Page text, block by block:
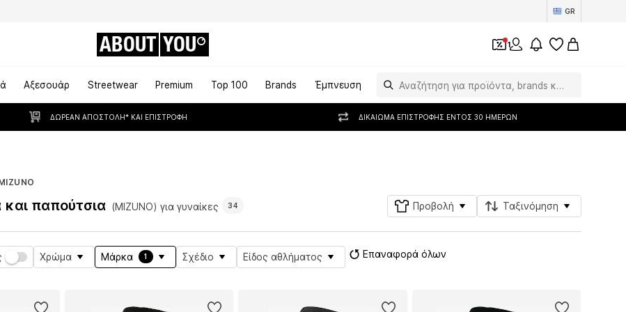
GR
ABOUT YOU 1
Αξεσουάρ Streetwear Premium Top 100 Brands Έμπνευση
ΔΩΡΕΆΝ ΑΠΟΣΤΟΛΉ* ΚΑΙ ΕΠΙΣΤΡΟΦΉ ΔΙΚΑΊΩΜΑ ΕΠΙΣΤΡΟΦΉΣ ΕΝΤΌΣ 30 ΗΜΕΡΏΝ
παπούτσια (MIZUNO) για γυναίκες 34 Προβολή Ταξινόμηση
Χρώμα Μάρκα 1 Σχέδιο Είδος αθλήματος Επαναφορά όλων